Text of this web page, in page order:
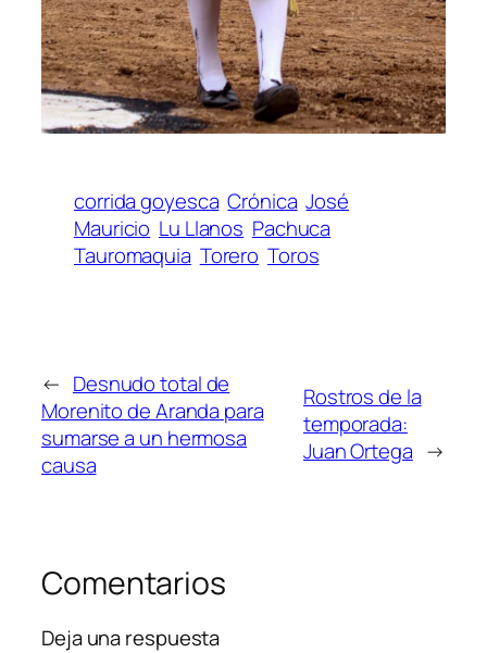
corrida goyesca Crónica José
Mauricio Lu Llanos Pachuca
Tauromaquia Torero Toros
← Desnudo total de
Morenito de Aranda para
sumarse a un hermosa
causa
Rostros de la
temporada:
Juan Ortega →
Comentarios
Deja una respuesta